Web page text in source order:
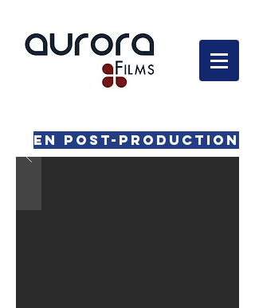
En post-production